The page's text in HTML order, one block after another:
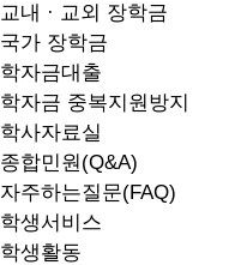
교내 · 교외 장학금
국가 장학금
학자금대출
학자금 중복지원방지
학사자료실
종합민원(Q&A)
자주하는질문(FAQ)
학생서비스
학생활동